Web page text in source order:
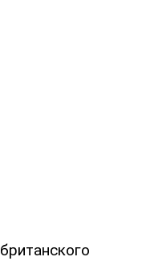
британского